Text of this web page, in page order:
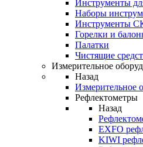
Инструменты
Наборы
Инструменты
Горелки и
Палатки
Чистящие
Измерительное
Назад
Измерительное
Рефлектометры
Назад
EXFO
KIWI